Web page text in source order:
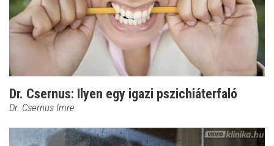
Dr. Csernus: Ilyen egy igazi pszichiáterfaló
Dr. Csernus Imre